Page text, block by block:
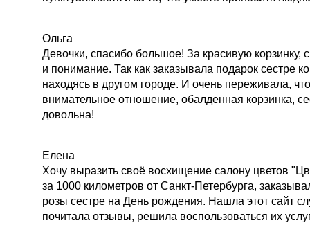
Ольга
Девочки, спасибо большое! За красивую корзинку,
и понимание. Так как заказывала подарок сестре
находясь в другом городе. И очень переживала,
внимательное отношение, обалденная корзинка,
довольна!
Елена
Хочу выразить своё восхищение салону цветов
за 1000 километров от Санкт-Петербурга,
розы сестре на День рождения. Нашла этот сайт
почитала отзывы, решила воспользоваться их